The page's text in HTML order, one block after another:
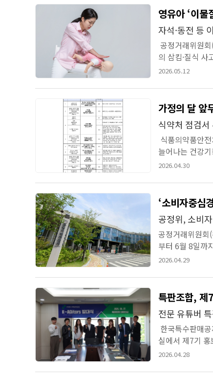
영유아 ‘이물
자석·동전 등
공정거래위원
의 삼킴·질식
별한 주의를 당
2026.05.12
가정의 달 앞
식약처 점검서
식품의약품안
늘어나는 건강
집중 점검한 결
2026.04.30
‘소비자중심
공정위, 소비
공정거래위원회
부터 6월 8일까
자 지정 제도를
2026.04.29
특판조합, 제
전문 유튜버
한국특수판매
실에서 제7기 홍
터 4월 14일까지
2026.04.28